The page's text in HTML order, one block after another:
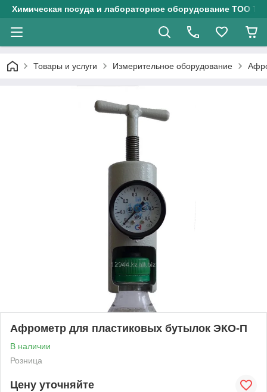
Химическая посуда и лабораторное оборудование ТОО
Товары и услуги Измерительное оборудование
Афрометр для пластиковых бутылок ЭКО-П
В наличии
Розница
Цену уточняйте